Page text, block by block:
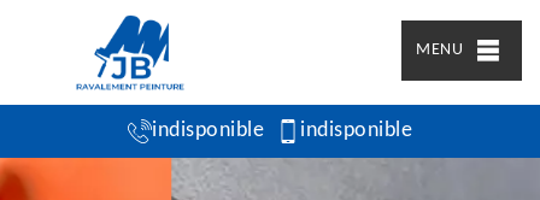
MENU
indisponible indisponible